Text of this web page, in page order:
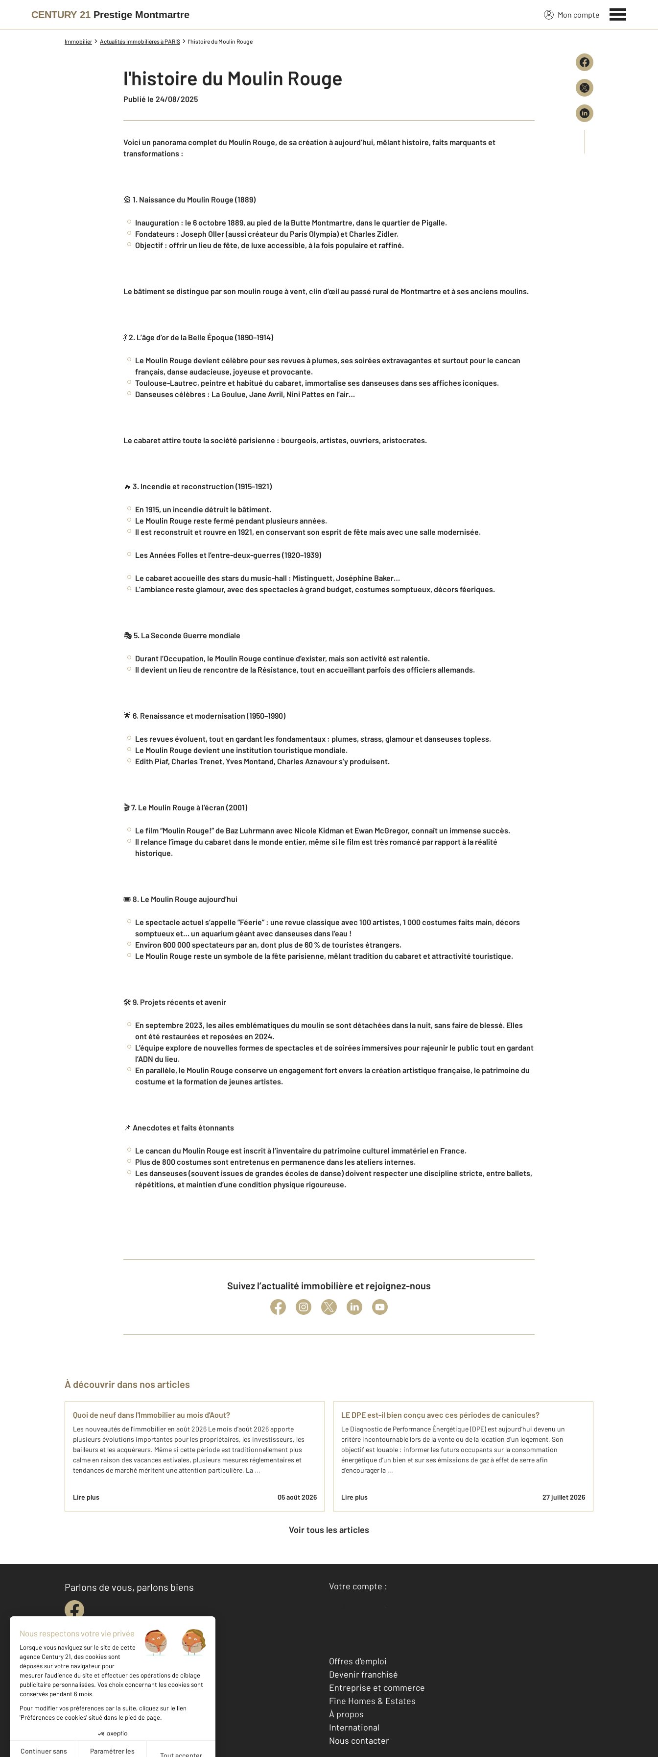
CENTURY 21 Prestige Montmartre Mon compte
Immobilier Actualités immobilières à PARIS l'histoire du Moulin Rouge
l'histoire du Moulin Rouge
Publié le 24/08/2025
Voici un panorama complet du Moulin Rouge, de sa création à aujourd’hui, mêlant histoire, faits marquants et
transformations :
🎡 1. Naissance du Moulin Rouge (1889)
Inauguration : le 6 octobre 1889, au pied de la Butte Montmartre, dans le quartier de Pigalle.
Fondateurs : Joseph Oller (aussi créateur du Paris Olympia) et Charles Zidler.
Objectif : offrir un lieu de fête, de luxe accessible, à la fois populaire et raffiné.
Le bâtiment se distingue par son moulin rouge à vent, clin d’œil au passé rural de Montmartre et à ses anciens moulins.
💃2. L’âge d’or de la Belle Époque (1890–1914)
Le Moulin Rouge devient célèbre pour ses revues à plumes, ses soirées extravagantes et surtout pour le cancan
français, danse audacieuse, joyeuse et provocante.
Toulouse-Lautrec, peintre et habitué du cabaret, immortalise ses danseuses dans ses affiches iconiques.
Danseuses célèbres : La Goulue, Jane Avril, Nini Pattes en l’air…
Le cabaret attire toute la société parisienne : bourgeois, artistes, ouvriers, aristocrates.
🔥 3. Incendie et reconstruction (1915–1921)
En 1915, un incendie détruit le bâtiment.
Le Moulin Rouge reste fermé pendant plusieurs années.
Il est reconstruit et rouvre en 1921, en conservant son esprit de fête mais avec une salle modernisée.
Les Années Folles et l’entre-deux-guerres (1920–1939)
Le cabaret accueille des stars du music-hall : Mistinguett, Joséphine Baker…
L’ambiance reste glamour, avec des spectacles à grand budget, costumes somptueux, décors féeriques.
🎭5. La Seconde Guerre mondiale
Durant l’Occupation, le Moulin Rouge continue d’exister, mais son activité est ralentie.
Il devient un lieu de rencontre de la Résistance, tout en accueillant parfois des officiers allemands.
🌟 6. Renaissance et modernisation (1950–1990)
Les revues évoluent, tout en gardant les fondamentaux : plumes, strass, glamour et danseuses topless.
Le Moulin Rouge devient une institution touristique mondiale.
Edith Piaf, Charles Trenet, Yves Montand, Charles Aznavour s’y produisent.
🎬7. Le Moulin Rouge à l’écran (2001)
Le film “Moulin Rouge!” de Baz Luhrmann avec Nicole Kidman et Ewan McGregor, connaît un immense succès.
Il relance l’image du cabaret dans le monde entier, même si le film est très romancé par rapport à la réalité
historique.
🎟️ 8. Le Moulin Rouge aujourd’hui
Le spectacle actuel s’appelle “Féerie” : une revue classique avec 100 artistes, 1 000 costumes faits main, décors
somptueux et… un aquarium géant avec danseuses dans l’eau !
Environ 600 000 spectateurs par an, dont plus de 60% de touristes étrangers.
Le Moulin Rouge reste un symbole de la fête parisienne, mêlant tradition du cabaret et attractivité touristique.
🛠️ 9. Projets récents et avenir
En septembre 2023, les ailes emblématiques du moulin se sont détachées dans la nuit, sans faire de blessé. Elles
ont été restaurées et reposées en 2024.
L’équipe explore de nouvelles formes de spectacles et de soirées immersives pour rajeunir le public tout en gardant
l’ADN du lieu.
En parallèle, le Moulin Rouge conserve un engagement fort envers la création artistique française, le patrimoine du
costume et la formation de jeunes artistes.
📌 Anecdotes et faits étonnants
Le cancan du Moulin Rouge est inscrit à l’inventaire du patrimoine culturel immatériel en France.
Plus de 800 costumes sont entretenus en permanence dans les ateliers internes.
Les danseuses (souvent issues de grandes écoles de danse) doivent respecter une discipline stricte, entre ballets,
répétitions, et maintien d’une condition physique rigoureuse.
Suivez l’actualité immobilière et rejoignez-nous
À découvrir dans nos articles
Quoi de neuf dans l'Immobilier au mois d'Aout?
Les nouveautés de l'immobilier en août 2026 Le mois d'août 2026 apporte
plusieurs évolutions importantes pour les propriétaires, les investisseurs, les
bailleurs et les acquéreurs. Même si cette période est traditionnellement plus
calme en raison des vacances estivales, plusieurs mesures réglementaires et
tendances de marché méritent une attention particulière. La ...
Lire plus 05 août 2026
LE DPE est-il bien conçu avec ces périodes de canicules?
Le Diagnostic de Performance Énergétique (DPE) est aujourd’hui devenu un
critère incontournable lors de la vente ou de la location d’un logement. Son
objectif est louable : informer les futurs occupants sur la consommation
énergétique d’un bien et sur ses émissions de gaz à effet de serre afin
d’encourager la ...
Lire plus 27 juillet 2026
Voir tous les articles
Parlons de vous, parlons biens
Votre compte :
Accéder à mon compte
Votre agence est notée
Achat
Location
Offres d'emploi
Devenir franchisé
Entreprise et commerce
Fine Homes & Estates
À propos
International
Nous contacter